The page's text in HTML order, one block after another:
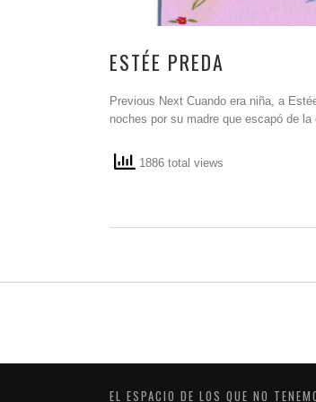
ESTÉE PREDA
Previous Next Cuando era niña, a
noches por su madre que escapó de
1886 total views
EL ESPACIO DE LOS QUE NO